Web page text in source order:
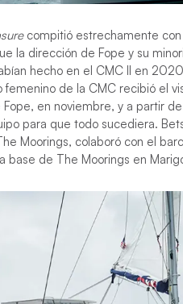
compitió estrechamente con
la dirección de Fope y su
hecho en el CMC II en
femenino de la CMC recibió el
Fope, en noviembre, y a partir
para que todo sucediera.
Moorings, colaboró con el
base de The Moorings en